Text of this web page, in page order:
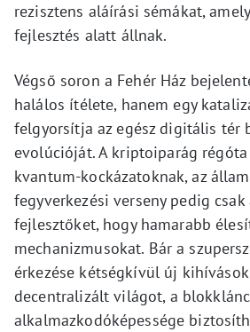
rezisztens aláírási sémákat,
fejlesztés alatt állnak.
Végső soron a Fehér Ház
halálos ítélete, hanem egy
felgyorsítja az egész digitális tér
evolúcióját. A kriptoiparág
kvantum-kockázatoknak, az
fegyverkezési verseny pedig
fejlesztőket, hogy hamarabb
mechanizmusokat. Bár a
érkezése kétségkívül új
decentralizált világot, a blokklánc
alkalmazkodóképessége